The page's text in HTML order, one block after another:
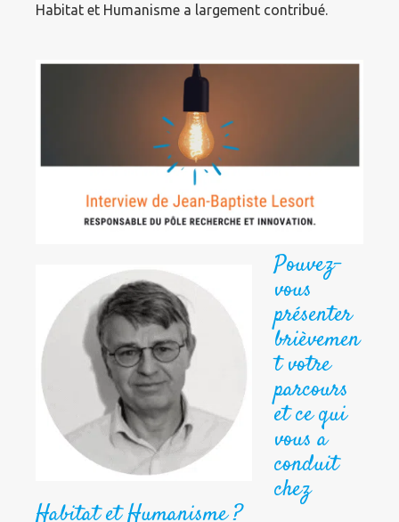
Habitat et Humanisme a largement contribué.
Pouvez-
vous
présenter
brièvemen
t votre
parcours
et ce qui
vous a
conduit
chez
Habitat et Humanisme ?